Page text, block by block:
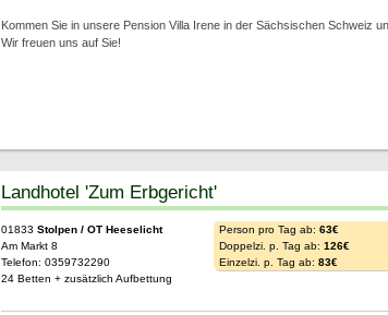
Kommen Sie in unsere Pension Villa Irene in der Sächsischen Schweiz
Wir freuen uns auf Sie!
Landhotel 'Zum Erbgericht'
01833 Stolpen / OT Heeselicht
Am Markt 8
Telefon: 0359732290
24 Betten + zusätzlich Aufbettung
Person pro Tag ab: 63€
Doppelzi. p. Tag ab: 126€
Einzelzi. p. Tag ab: 83€